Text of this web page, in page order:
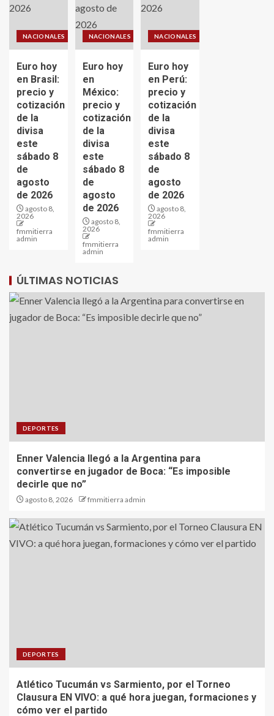
NACIONALES
Euro hoy
en Brasil:
precio y
cotización
de la
divisa
este
sábado 8
de
agosto
de 2026
agosto 8,
2026
fmmitierra
admin
NACIONALES
Euro hoy
en
México:
precio y
cotización
de la
divisa
este
sábado 8
de
agosto
de 2026
agosto 8,
2026
fmmitierra
admin
NACIONALES
Euro hoy
en Perú:
precio y
cotización
de la
divisa
este
sábado 8
de
agosto
de 2026
agosto 8,
2026
fmmitierra
admin
ÚLTIMAS NOTICIAS
DEPORTES
Enner Valencia llegó a la Argentina para
convertirse en jugador de Boca: “Es imposible
decirle que no”
agosto 8, 2026 fmmitierra admin
DEPORTES
Atlético Tucumán vs Sarmiento, por el Torneo
Clausura EN VIVO: a qué hora juegan, formaciones y
cómo ver el partido